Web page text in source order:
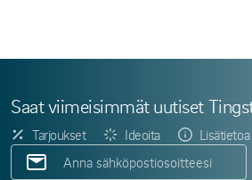
Saat viimeisimmät uutiset
Tarjoukset Ideoita
Lisätietoa